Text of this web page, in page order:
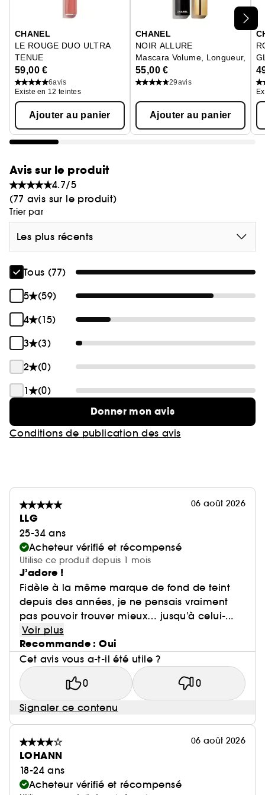
Ignorer le carrousel produits
CHANEL
LE ROUGE DUO ULTRA
TENUE
Duo Lèvres Longue Tenue<br>
59,00 €
6avis
Existe en 12 teintes
Ajouter au panier
CHANEL
NOIR ALLURE
Mascara Volume, Longueur,
55,00 €
29avis
Ajouter au panier
Avis sur le produit
4.7/5
(77 avis sur le produit)
Trier par
Les plus récents
Tous (77)
5
(59)
4
(15)
3
(3)
2
(0)
1
(0)
Donner mon avis
Conditions de publication des avis
06 août 2026
LLG
25-34 ans
Acheteur vérifié et récompensé
Utilise ce produit depuis 1 mois
J’adore !
Fidèle à la même marque de fond de teint
depuis des années, je ne pensais vraiment
pas pouvoir trouver mieux… jusqu’à celui-...
Voir plus
Recommande : Oui
Cet avis vous a-t-il été utile ?
0 0
Signaler ce contenu
06 août 2026
LOHANN
18-24 ans
Acheteur vérifié et récompensé